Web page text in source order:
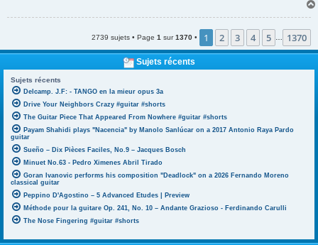
2739 sujets • Page 1 sur1370 • 1 2 3 4 5 1370
Sujets récents
Sujets récents
Delcamp. J.F: - TANGO en la mieur opus 3a
Drive Your Neighbors Crazy #guitar #shorts
The Guitar Piece That Appeared From Nowhere #guitar #shorts
Payam Shahidi plays "Nacencia" by Manolo Sanlúcar on a 2017 Antonio Raya Pardo
guitar
Sueño – Dix Pièces Faciles, No.9 – Jacques Bosch
Minuet No.63 - Pedro Ximenes Abril Tirado
Goran Ivanovic performs his composition "Deadlock" on a 2026 Fernando Moreno
classical guitar
Peppino D'Agostino – 5 Advanced Etudes | Preview
Méthode pour la guitare Op. 241, No. 10 – Andante Grazioso - Ferdinando Carulli
The Nose Fingering #guitar #shorts